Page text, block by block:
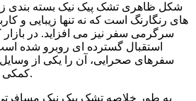
شکل ظاهری تشک پیک نیک بسته بندی
های رنگارنگ است که نه تنها زیبایی و
سرگرمی سفر نیز می افزاید. در بازار
استقبال گسترده ای روبرو شده
سفرهای صحرایی، آن را یکی از
کمکی خوب برای سفر می نامند.
به طور خلاصه تشک پیک نیک مسافرتی